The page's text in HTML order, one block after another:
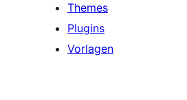
Themes
Plugins
Vorlagen